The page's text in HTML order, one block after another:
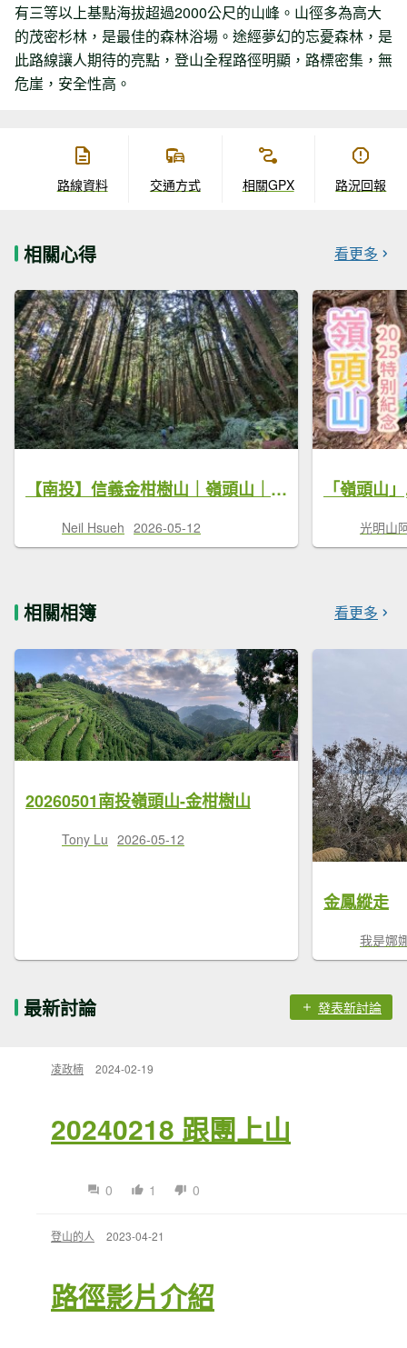
有三等以上基點海拔超過2000公尺的山峰。山徑多為高大
的茂密杉林，是最佳的森林浴場。途經夢幻的忘憂森林，是
此路線讓人期待的亮點，登山全程路徑明顯，路標密集，無
危崖，安全性高。
路線資料 交通方式 相關GPX 路況回報
相關心得 看更多
【南投】信義金柑樹山｜嶺頭山｜忘憂森林｜小百岳
Neil Hsueh 2026-05-12 光明山
相關相簿 看更多
20260501南投嶺頭山-金柑樹山
Tony Lu 2026-05-12
金鳳縱走
我是娜
最新討論 發表新討論
凌政楠 2024-02-19
20240218 跟團上山
0 1 0
登山的人 2023-04-21
路徑影片介紹